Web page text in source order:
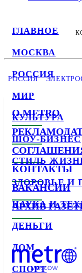
ГЛАВНОЕ
МОСКВА
РОССИЯ
МИР
КУЛЬТУРА
ШОУ-БИЗНЕС
СТИЛЬ
ЗДОРОВЬЕ И
НАУКА И
ДЕНЬГИ
ДОМ
СПОРТ
РОССИЯ
О METRO
КОНТАКТЫ
ВАКАНСИИ
АРХИВ